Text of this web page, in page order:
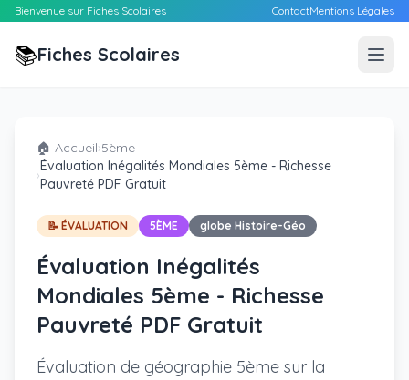
Bienvenue sur Fiches Scolaires ContactMentions Légales
📚Fiches Scolaires
🏠 Accueil›5ème
›
Évaluation Inégalités Mondiales 5ème - Richesse
Pauvreté PDF Gratuit
📝 ÉVALUATION 5ÈME globe Histoire-Géo
Évaluation Inégalités
Mondiales 5ème - Richesse
Pauvreté PDF Gratuit
Évaluation de géographie 5ème sur la